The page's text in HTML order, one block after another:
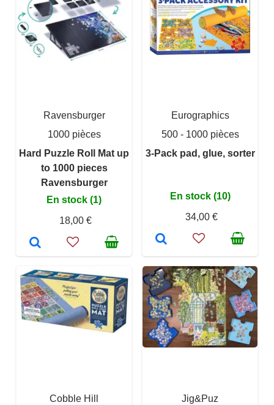
Ravensburger
1000 pièces
Hard Puzzle Roll Mat up
to 1000 pieces
Ravensburger
En stock (1)
18,00 €
Eurographics
500 - 1000 pièces
3-Pack pad, glue, sorter
En stock (10)
34,00 €
Cobble Hill
Jig&Puz